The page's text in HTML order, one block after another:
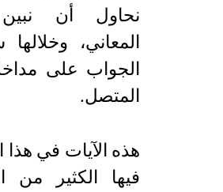
نحاول أن
المعاني،
الجواب على
المتصل.
هذه الآيات في هذا
فيها الكثير من